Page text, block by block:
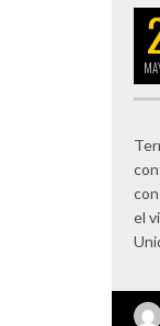
el